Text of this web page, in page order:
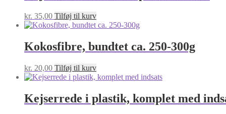
kr. 35,00 Tilføj til kurv
Kokosfibre, bundtet ca. 250-300g
kr. 20,00 Tilføj til kurv
Kejserrede i plastik, komplet med